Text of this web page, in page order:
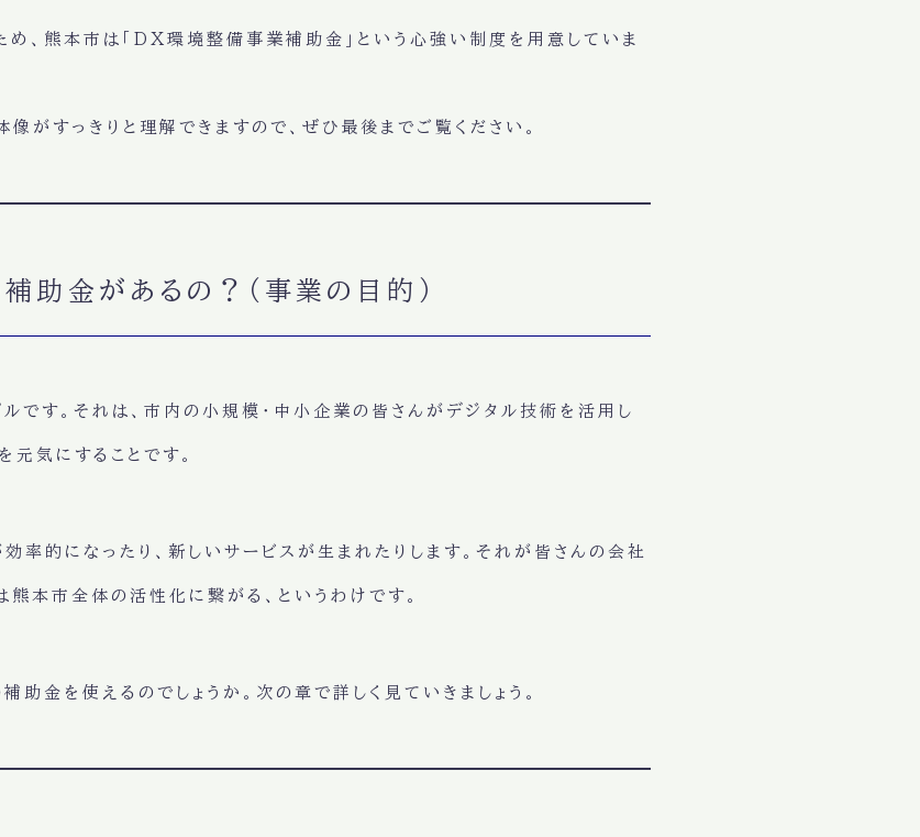
、熊本市は 「DX環境整備事業補助金」 という心強い制度を用意していま
がすっきりと理解できますので、ぜひ最後までご覧ください。
助金があるの？（事業の目的）
です。それは、市内の小規模・中小企業の皆さんがデジタル技術を活用し
気にすることです。
率的になったり、新しいサービスが生まれたりします。それが皆さんの会社
本市全体の活性化に繋がる、というわけです。
助金を使えるのでしょうか。次の章で詳しく見ていきましょう。